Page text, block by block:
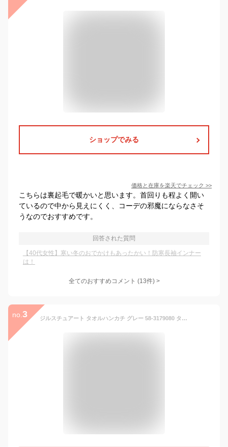
ショップでみる
価格と在庫を楽天でチェック >>
こちらは裏起毛で暖かいと思います。首回りも程よく開い
ているので中から見えにくく、コーデの邪魔にならなさそ
うなのでおすすめです。
回答された質問
【40代女性】寒い冬のおでかけもあったかい！防寒長袖インナー
は！
全てのおすすめコメント (13件) >
no. 3 ジルスチュアート タオルハンカチ グレー 58-3179080 タオル プチギフト ギフト 女子 おしゃれ かわいい 内祝い お返し 出産 結婚 香典返し お見舞い 快気 新築 入学 退職 祝い プレゼント お返し 挨拶 粗品